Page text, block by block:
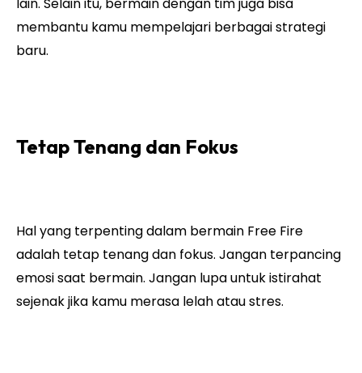
membantu kamu mempelajari berbagai strategi
baru.
Tetap Tenang dan Fokus
Hal yang terpenting dalam bermain Free Fire
adalah tetap tenang dan fokus. Jangan terpancing
emosi saat bermain. Jangan lupa untuk istirahat
sejenak jika kamu merasa lelah atau stres.